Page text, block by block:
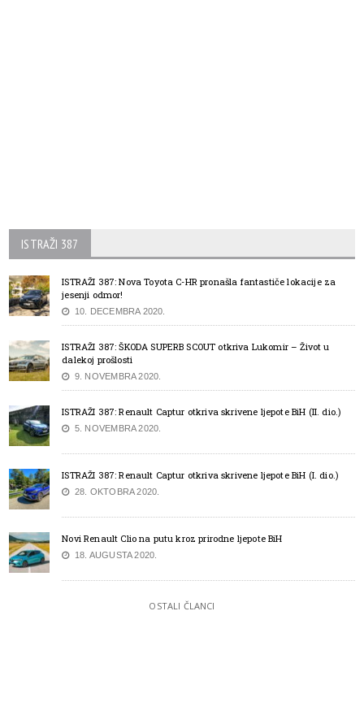
ISTRAŽI 387
ISTRAŽI 387: Nova Toyota C-HR pronašla fantastiče lokacije za
jesenji odmor!
10. DECEMBRA 2020.
ISTRAŽI 387: ŠKODA SUPERB SCOUT otkriva Lukomir – Život u
dalekoj prošlosti
9. NOVEMBRA 2020.
ISTRAŽI 387: Renault Captur otkriva skrivene ljepote BiH (II. dio.)
5. NOVEMBRA 2020.
ISTRAŽI 387: Renault Captur otkriva skrivene ljepote BiH (I. dio.)
28. OKTOBRA 2020.
Novi Renault Clio na putu kroz prirodne ljepote BiH
18. AUGUSTA 2020.
OSTALI ČLANCI